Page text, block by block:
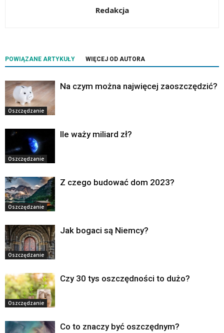
Redakcja
POWIĄZANE ARTYKUŁY WIĘCEJ OD AUTORA
Oszczędzanie
Na czym można najwięcej zaoszczędzić?
Oszczędzanie
Ile waży miliard zł?
Oszczędzanie
Z czego budować dom 2023?
Oszczędzanie
Jak bogaci są Niemcy?
Oszczędzanie
Czy 30 tys oszczędności to dużo?
Co to znaczy być oszczędnym?